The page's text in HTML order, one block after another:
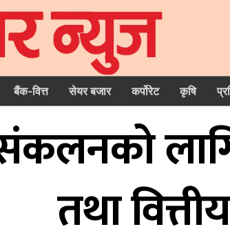
बैंक-वित्त सेयर बजार कर्पोरेट कृषि
तथा